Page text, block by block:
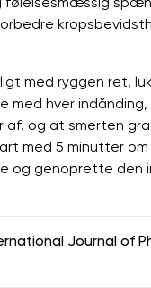
med ryggen ret,
hver
og at smerten
med 5 minutter
og genoprette den
Journal of